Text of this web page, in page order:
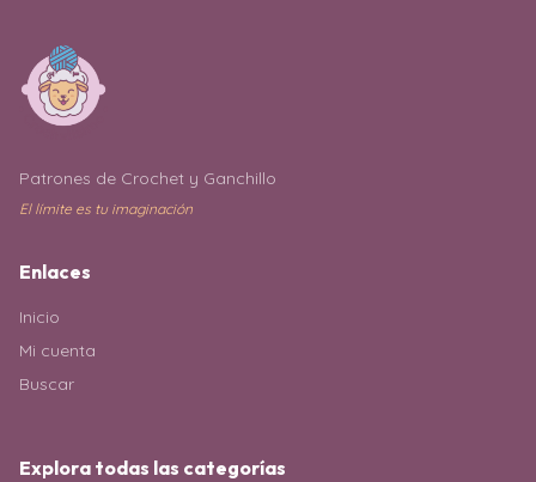
Patrones de Crochet y Ganchillo
El límite es tu imaginación
Enlaces
Inicio
Mi cuenta
Buscar
Explora todas las categorías